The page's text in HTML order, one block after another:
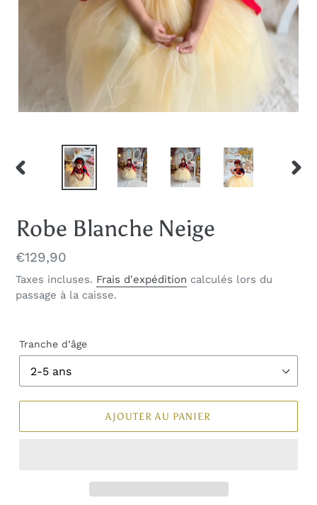
DIAPOSITIVE
Robe Blanche Neige
Prix
normal
€129,90
Taxes incluses. Frais d'expédition calculés lors du
passage à la caisse.
Tranche d’âge
AJOUTER AU PANIER